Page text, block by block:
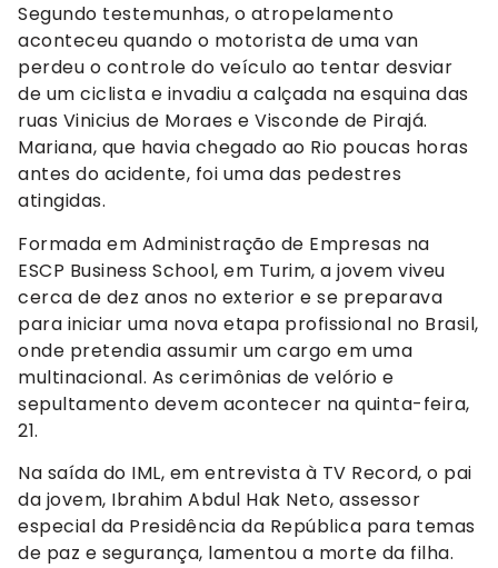
Segundo testemunhas, o atropelamento
aconteceu quando o motorista de uma van
perdeu o controle do veículo ao tentar desviar
de um ciclista e invadiu a calçada na esquina das
ruas Vinicius de Moraes e Visconde de Pirajá.
Mariana, que havia chegado ao Rio poucas horas
antes do acidente, foi uma das pedestres
atingidas.
Formada em Administração de Empresas na
ESCP Business School, em Turim, a jovem viveu
cerca de dez anos no exterior e se preparava
para iniciar uma nova etapa profissional no Brasil,
onde pretendia assumir um cargo em uma
multinacional. As cerimônias de velório e
sepultamento devem acontecer na quinta-feira,
21.
Na saída do IML, em entrevista à TV Record, o pai
da jovem, Ibrahim Abdul Hak Neto, assessor
especial da Presidência da República para temas
de paz e segurança, lamentou a morte da filha.